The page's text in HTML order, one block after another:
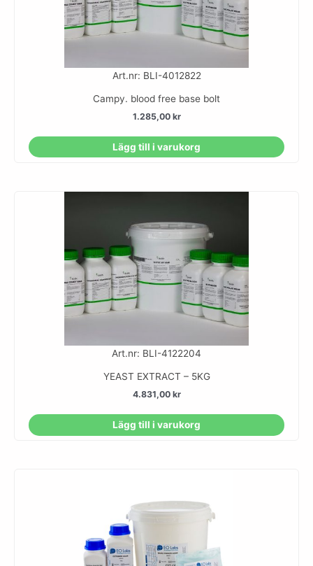
Art.nr: BLI-4012822
Campy. blood free base bolt
1.285,00 kr
Lägg till i varukorg
Art.nr: BLI-4122204
YEAST EXTRACT – 5KG
4.831,00 kr
Lägg till i varukorg